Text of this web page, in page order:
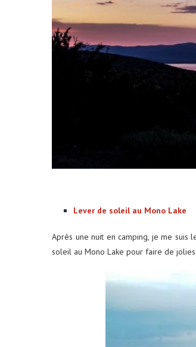
Lever de soleil au Mono Lake
Après une nuit en camping, je me suis
soleil au Mono Lake pour faire de